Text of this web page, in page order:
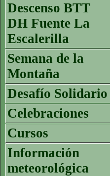
Descenso BTT
DH Fuente La
Escalerilla
Semana de la
Montaña
Desafío Solidario
Celebraciones
Cursos
Información
meteorológica